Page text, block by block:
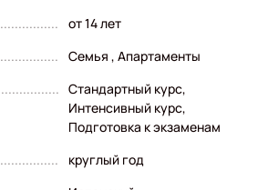
от 14 лет
Семья , Апартаменты
Стандартный курс,
Интенсивный курс,
Подготовка к экзаменам
круглый год